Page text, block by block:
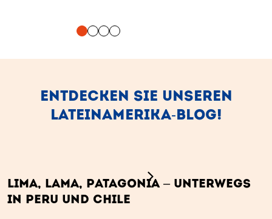
ENTDECKEN SIE UNSEREN
LATEINAMERIKA-BLOG!
Lima, Lama, Patagonia – Unterwegs
in Peru und Chile